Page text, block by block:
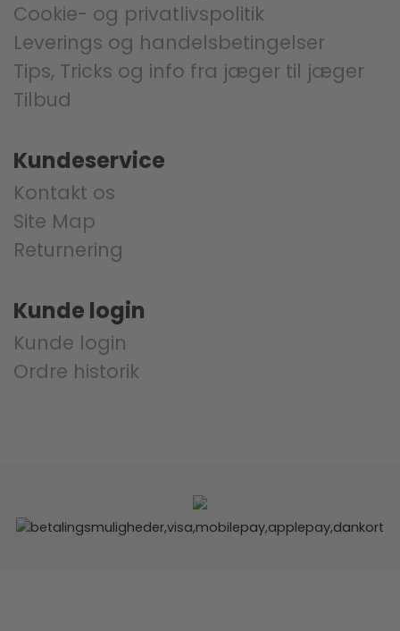
Cookie- og privatlivspolitik
Leverings og handelsbetingelser
Tips, Tricks og info fra jæger til jæger
Tilbud
Kundeservice
Kontakt os
Site Map
Returnering
Kunde login
Kunde login
Ordre historik